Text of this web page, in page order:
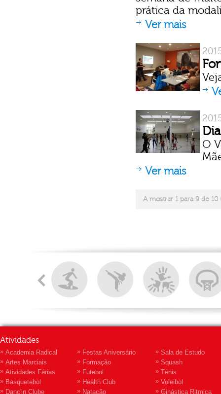
prática da
Ver mais
O
Ver mais
A mostrar 1 para 9 de 10
Atividades
» Academia Radical
» Artes Marciais
» Atividades Férias
» Basquetebol
» Danc'in Clube
» Festas Aniversário
» Formação
» Futebol
» Health Club
» Natação
» Sala de Estudo
» Squash
» Ténis
» Voleibol
» Ginástica Ritmica